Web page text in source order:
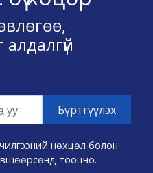
нөхцөл болон
тооцно.